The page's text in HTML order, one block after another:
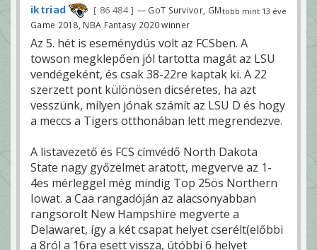
több mint 13 éve
iktriad 86 484
— GoT Survivor, GM
Game 2018, NBA Fantasy 2020 winner
Az 5. hét is eseménydús volt az FCSben. A
towson megklepően jól tartotta magát az LSU
vendégeként, és csak 38-22re kaptak ki. A 22
szerzett pont különösen dicséretes, ha azt
vesszünk, milyen jónak számít az LSU D és hogy
a meccs a Tigers otthonában lett megrendezve.
A listavezető és FCS címvédő North Dakota
State nagy győzelmet aratott, megverve az 1-
4es mérleggel még mindig Top 25ös Northern
Iowat. a Caa rangadóján az alacsonyabban
rangsorolt New Hampshire megverte a
Delawaret, így a két csapat helyet cserélt(előbbi
a 8ról a 16ra esett vissza, útóbbi 6 helyet